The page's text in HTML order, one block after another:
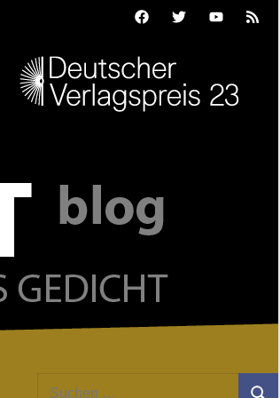
FacebookTwitterYoutubeFeed
Suchen